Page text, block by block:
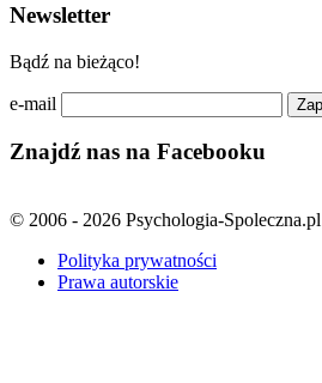
Newsletter
Bądź na bieżąco!
e-mail
Znajdź nas na Facebooku
© 2006 - 2026 Psychologia-Spoleczna.pl
Polityka prywatności
Prawa autorskie